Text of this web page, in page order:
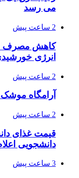
می رسد
2 ساعت پیش
کاهش مصرف
انرژی
2 ساعت پیش
آرامگاه
2 ساعت پیش
قیمت غذای
دانشجویی
3 ساعت پیش